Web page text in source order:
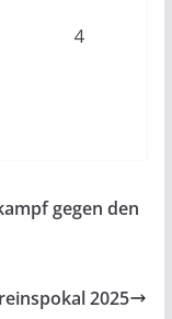
4
gegen den
2025